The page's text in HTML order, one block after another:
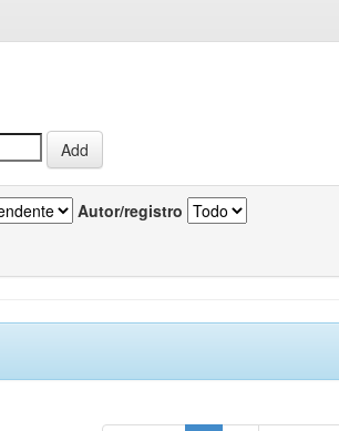
Autor/registro